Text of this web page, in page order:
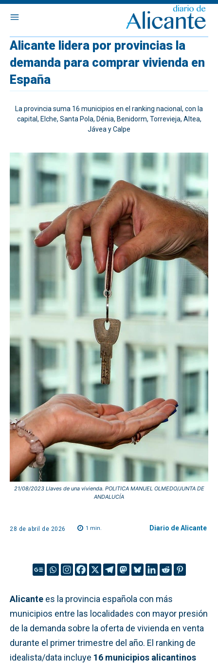
Alicante lidera por provincias la
demanda para comprar vivienda en
España
La provincia suma 16 municipios en el ranking nacional, con la
capital, Elche, Santa Pola, Dénia, Benidorm, Torrevieja, Altea,
Jávea y Calpe
21/08/2023 Llaves de una vivienda. POLITICA MANUEL OLMEDO/JUNTA DE
ANDALUCÍA
28 de abril de 2026 1 min. Diario de Alicante
Alicante es la provincia española con más
municipios entre las localidades con mayor presión
de la demanda sobre la oferta de vivienda en venta
durante el primer trimestre del año. El ranking de
idealista/data incluye 16 municipios alicantinos